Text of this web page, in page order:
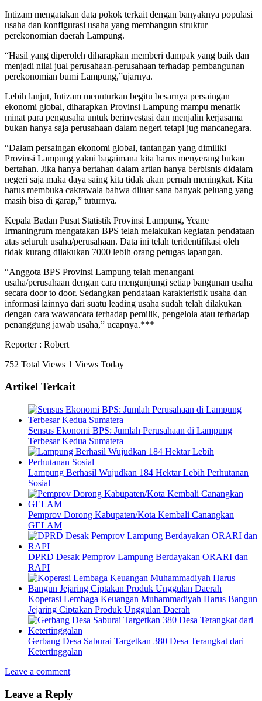
Intizam mengatakan data pokok terkait dengan banyaknya populasi
usaha dan konfigurasi usaha yang membangun struktur
perekonomian daerah Lampung.
“Hasil yang diperoleh diharapkan memberi dampak yang baik dan
menjadi nilai jual perusahaan-perusahaan terhadap pembangunan
perekonomian bumi Lampung,”ujarnya.
Lebih lanjut, Intizam menuturkan begitu besarnya persaingan
ekonomi global, diharapkan Provinsi Lampung mampu menarik
minat para pengusaha untuk berinvestasi dan menjalin kerjasama
bukan hanya saja perusahaan dalam negeri tetapi jug mancanegara.
“Dalam persaingan ekonomi global, tantangan yang dimiliki
Provinsi Lampung yakni bagaimana kita harus menyerang bukan
bertahan. Jika hanya bertahan dalam artian hanya berbisnis didalam
negeri saja maka daya saing kita tidak akan pernah meningkat. Kita
harus membuka cakrawala bahwa diluar sana banyak peluang yang
masih bisa di garap,” tuturnya.
Kepala Badan Pusat Statistik Provinsi Lampung, Yeane
Irmaningrum mengatakan BPS telah melakukan kegiatan pendataan
atas seluruh usaha/perusahaan. Data ini telah teridentifikasi oleh
tidak kurang dilakukan 7000 lebih orang petugas lapangan.
“Anggota BPS Provinsi Lampung telah menangani
usaha/perusahaan dengan cara mengunjungi setiap bangunan usaha
secara door to door. Sedangkan pendataan karakteristik usaha dan
informasi lainnya dari suatu leading usaha sudah telah dilakukan
dengan cara wawancara terhadap pemilik, pengelola atau terhadap
penanggung jawab usaha,” ucapnya.***
Reporter : Robert
752 Total Views 1 Views Today
Artikel Terkait
Sensus Ekonomi BPS: Jumlah Perusahaan di Lampung
Terbesar Kedua Sumatera
Lampung Berhasil Wujudkan 184 Hektar Lebih Perhutanan
Sosial
Pemprov Dorong Kabupaten/Kota Kembali Canangkan
GELAM
DPRD Desak Pemprov Lampung Berdayakan ORARI dan
RAPI
Koperasi Lembaga Keuangan Muhammadiyah Harus Bangun
Jejaring Ciptakan Produk Unggulan Daerah
Gerbang Desa Saburai Targetkan 380 Desa Terangkat dari
Ketertinggalan
Leave a comment
Leave a Reply